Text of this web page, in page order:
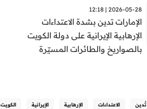
2026-05-28 | 12:18
الإمارات تدين بشدة الاعتداءات
الإرهابية الإيرانية على دولة الكويت
بالصواريخ والطائرات المسيّرة
تُدين الاعتداءات الإرهابية الإيرانية الكويت